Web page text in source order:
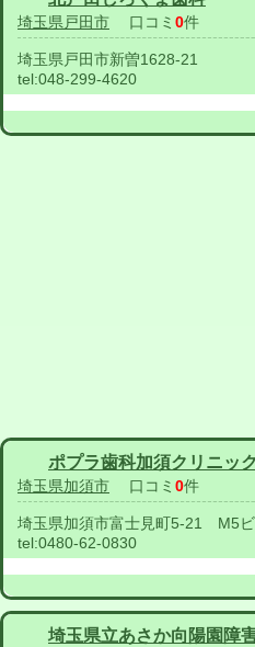
埼玉県戸田市 口コミ 0件
埼玉県戸田市新曽1628-21
tel:048-299-4620
ポプラ歯科加須クリニック
埼玉県加須市 口コミ 0件
埼玉県加須市富士見町5-21 M5
tel:0480-62-0830
埼玉県立あさか向陽園障